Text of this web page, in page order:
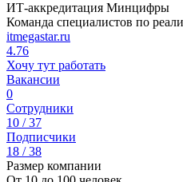
ИТ-аккредитация Минцифры
Команда специалистов по
itmegastar.ru
4.76
Хочу тут работать
Вакансии
0
Сотрудники
10 / 37
Подписчики
18 / 38
Размер компании